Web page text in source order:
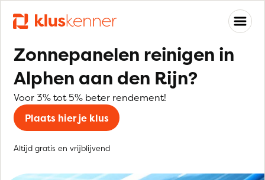
Zonnepanelen reinigen in
Alphen aan den Rijn?
Voor 3% tot 5% beter rendement!
Plaats hier je klus
Altijd gratis en vrijblijvend